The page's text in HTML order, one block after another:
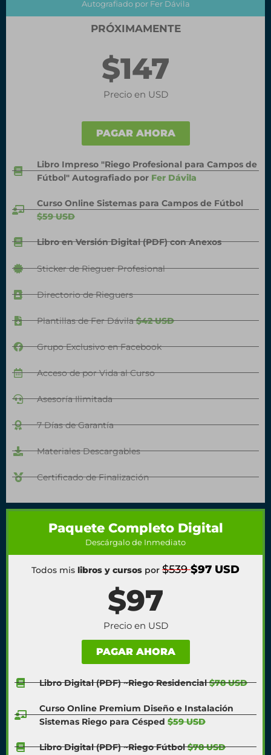
Autografiado por Fer Dávila
PRÓXIMAMENTE
$147
Precio en USD
PAGAR AHORA
Libro Impreso "Riego Profesional para Campos de
Fútbol" Autografiado por Fer Dávila
Curso Online Sistemas para Campos de Fútbol
$59 USD
Libro en Versión Digital (PDF) con Anexos
Sticker de Rieguer Profesional
Directorio de Rieguers
Plantillas de Fer Dávila$42 USD
Grupo Exclusivo en Facebook
Acceso de por Vida al Curso
Asesoría Ilimitada
7 Días de Garantía
Materiales Descargables
Certificado de Finalización
Paquete Completo Digital
Descárgalo de Inmediato
Todos mis libros y cursos por $539 $97 USD
$97
Precio en USD
PAGAR AHORA
Libro Digital (PDF) ~Riego Residencial$78 USD
Curso Online Premium Diseño e Instalación
Sistemas Riego para Césped $59 USD
Libro Digital (PDF) ~Riego Fútbol$78 USD